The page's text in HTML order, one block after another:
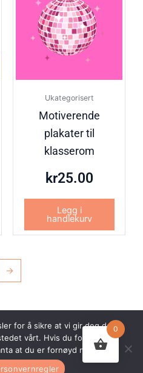
Ukategorisert
Motiverende
plakater til
klasserom
kr25.00
Legg i
handlekurv
→
Alle rettigheter forbeholdt.
avWebco AS.
0
for å sikre at vi gir deg den
vårt. Hvis du fortsetter å
at du er fornøyd med det.